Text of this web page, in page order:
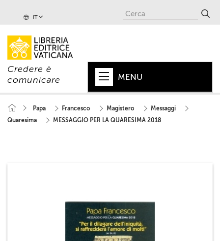
IT
Credere è
comunicare
MENU
PAPA
COLLANE
RIVISTE
Papa Francesco Magistero
Messaggi
Quaresima
MESSAGGIO PER LA QUARESIMA 2018